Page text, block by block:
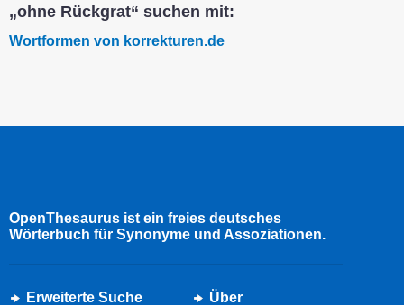
„ohne Rückgrat“ suchen mit:
Wortformen von korrekturen.de
OpenThesaurus ist ein freies deutsches
Wörterbuch für Synonyme und Assoziationen.
Erweiterte Suche Über